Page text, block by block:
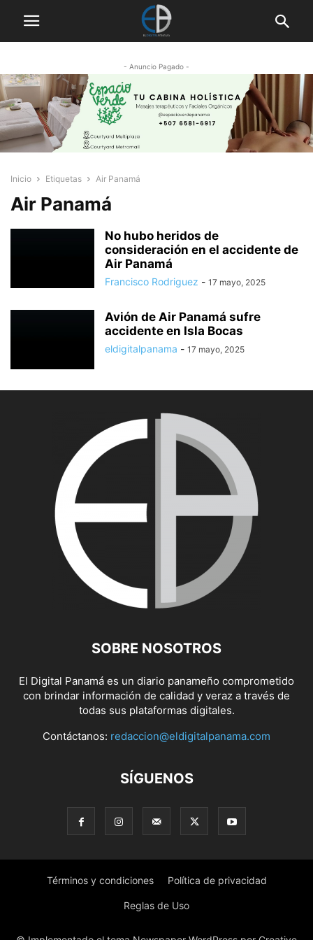
- Anuncio Pagado -
Inicio Etiquetas Air Panamá
Air Panamá
No hubo heridos de
consideración en el accidente de
Air Panamá
Francisco Rodriguez - 17 mayo, 2025
Avión de Air Panamá sufre
accidente en Isla Bocas
eldigitalpanama - 17 mayo, 2025
SOBRE NOSOTROS
El Digital Panamá es un diario panameño comprometido
con brindar información de calidad y veraz a través de
todas sus plataformas digitales.
Contáctanos: redaccion@eldigitalpanama.com
SÍGUENOS
Términos y condiciones Política de privacidad
Reglas de Uso